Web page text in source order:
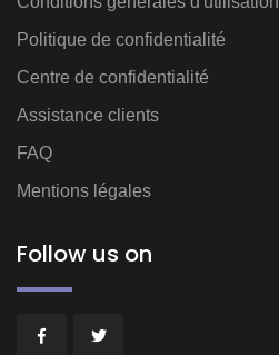
Politique de confidentialité
Centre de confidentialité
Assistance clients
FAQ
Mentions légales
Follow us on